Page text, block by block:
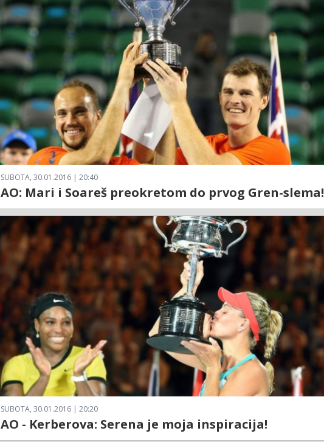
SUBOTA, 30.01.2016 | 20:40
AO: Mari i Soareš preokretom do prvog Gren-slema!
SUBOTA, 30.01.2016 | 20:20
AO - Kerberova: Serena je moja inspiracija!